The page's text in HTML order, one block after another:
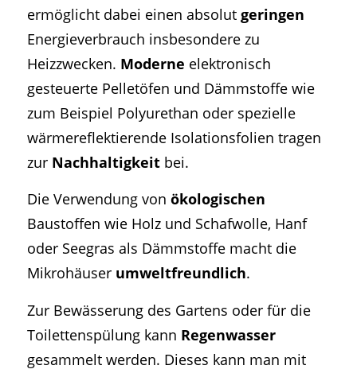
ermöglicht dabei einen absolut geringen
Energieverbrauch insbesondere zu
Heizzwecken. Moderne elektronisch
gesteuerte Pelletöfen und Dämmstoffe wie
zum Beispiel Polyurethan oder spezielle
wärmereflektierende Isolationsfolien tragen
zur Nachhaltigkeitbei.
Die Verwendung von ökologischen
Baustoffen wie Holz und Schafwolle, Hanf
oder Seegras als Dämmstoffe macht die
Mikrohäuser umweltfreundlich.
Zur Bewässerung des Gartens oder für die
Toilettenspülung kann Regenwasser
gesammelt werden. Dieses kann man mit